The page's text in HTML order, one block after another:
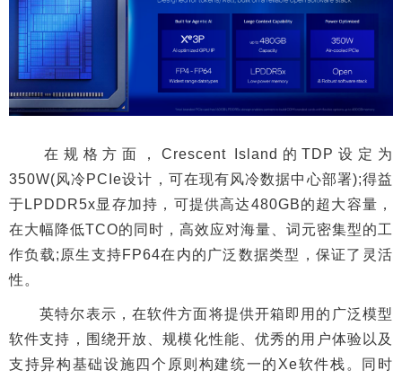
在规格方面，Crescent Island的TDP设定为
350W(风冷PCIe设计，可在现有风冷数据中心部署);得益
于LPDDR5x显存加持，可提供高达480GB的超大容量，
在大幅降低TCO的同时，高效应对海量、词元密集型的工
作负载;原生支持FP64在内的广泛数据类型，保证了灵活
性。
英特尔表示，在软件方面将提供开箱即用的广泛模型
软件支持，围绕开放、规模化性能、优秀的用户体验以及
支持异构基础设施四个原则构建统一的Xe软件栈。同时